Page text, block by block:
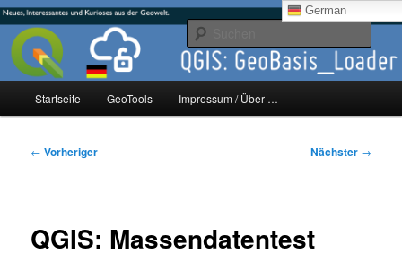
Zum
primären
Inhalt
springen#geoObserver
mikeE's GeoBlog
Startseite GeoTools Impressum / Über …
Beitragsnavigation
← Vorheriger Nächster →
QGIS: Massendatentest
German